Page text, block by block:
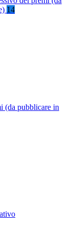
14
(da pubblicare in